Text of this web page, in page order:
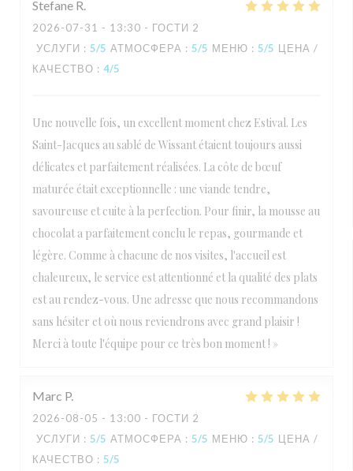
Stefane R
2026-07-31 - 13:30 - ГОСТИ 2
УСЛУГИ : 5/5 АТМОСФЕРА : 5/5 МЕНЮ : 5/5 ЦЕНА /
КАЧЕСТВО : 4/5
Une nouvelle fois, un excellent moment chez Estival. Les
Saint-Jacques au sablé de Wissant étaient toujours aussi
délicates et parfaitement réalisées. La côte de bœuf
maturée était exceptionnelle : une viande tendre,
savoureuse et cuite à la perfection. Pour finir, la mousse au
chocolat a parfaitement conclu le repas, gourmande et
légère. Comme à chacune de nos visites, l'accueil est
chaleureux, le service est attentionné et la qualité des plats
est au rendez-vous. Une adresse que nous recommandons
sans hésiter et où nous reviendrons avec grand plaisir !
Merci à toute l'équipe pour ce très bon moment ! »
Marc P
2026-08-05 - 13:00 - ГОСТИ 2
УСЛУГИ : 5/5 АТМОСФЕРА : 5/5 МЕНЮ : 5/5 ЦЕНА /
КАЧЕСТВО : 5/5